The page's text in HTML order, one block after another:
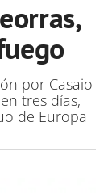
por Casaio
tres días,
de Europa